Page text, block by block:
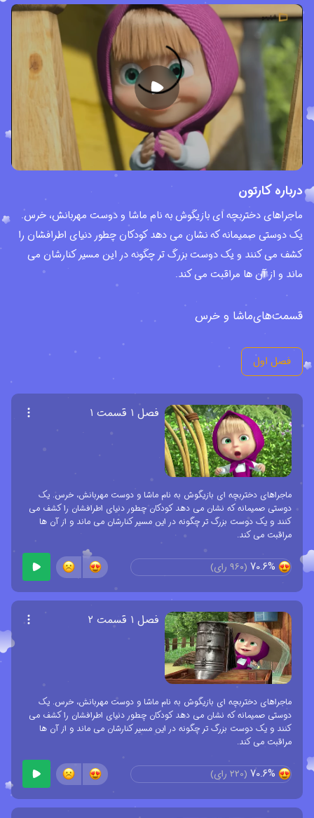
درباره کارتون
ماجراهای دختربچه ای بازیگوش به نام ماشا و دوست مهربانش، خرس.
یک دوستی صمیمانه که نشان می دهد کودکان چطور دنیای اطرافشان را
کشف می کنند و یک دوست بزرگ تر چگونه در این مسیر کنارشان می
ماند و از آن ها مراقبت می کند.
قسمت‌هایماشا و خرس
فصل اول
فصل ۱ قسمت ۱
ماجراهای دختربچه ای بازیگوش به نام ماشا و دوست مهربانش، خرس. یک
دوستی صمیمانه که نشان می دهد کودکان چطور دنیای اطرافشان را کشف می
کنند و یک دوست بزرگ تر چگونه در این مسیر کنارشان می ماند و از آن ها
مراقبت می کند.
70.6%
(
960 رای)
فصل ۱ قسمت ۲
ماجراهای دختربچه ای بازیگوش به نام ماشا و دوست مهربانش، خرس. یک
دوستی صمیمانه که نشان می دهد کودکان چطور دنیای اطرافشان را کشف می
کنند و یک دوست بزرگ تر چگونه در این مسیر کنارشان می ماند و از آن ها
مراقبت می کند.
70.6%
(
220 رای)